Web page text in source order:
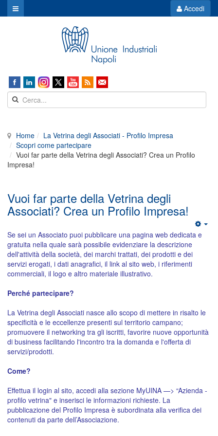
Accedi
Home
La Vetrina degli Associati - Profilo Impresa
Scopri come partecipare
Vuoi far parte della Vetrina degli Associati? Crea un Profilo
Impresa!
Vuoi far parte della Vetrina degli
Associati? Crea un Profilo Impresa!
Se sei un Associato puoi pubblicare una pagina web dedicata e
gratuita nella quale sarà possibile evidenziare la descrizione
dell'attività della società, dei marchi trattati, dei prodotti e dei
servizi erogati, i dati anagrafici, il link al sito web, i riferimenti
commerciali, il logo e altro materiale illustrativo.
Perché partecipare?
La Vetrina degli Associati nasce allo scopo di mettere in risalto le
specificità e le eccellenze presenti sul territorio campano;
promuovere il networking tra gli iscritti, favorire nuove opportunità
di business facilitando l'incontro tra la domanda e l'offerta di
servizi/prodotti.
Come?
Effettua il login al sito, accedi alla sezione MyUINA —> “Azienda -
profilo vetrina" e inserisci le informazioni richieste. La
pubblicazione del Profilo Impresa è subordinata alla verifica dei
contenuti da parte dell’Associazione.